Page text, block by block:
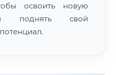
освоить новую
и поднять свой